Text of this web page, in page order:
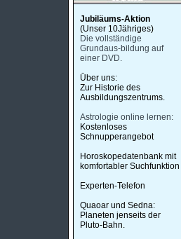
Jubiläums-Aktion
(Unser 10Jähriges)
Die vollständige
Grundaus-bildung auf
einer DVD.
Über uns:
Zur Historie des
Ausbildungszentrums.
Astrologie online lernen:
Kostenloses
Schnupperangebot
Horoskopedatenbank mit
komfortabler Suchfunktion
Experten-Telefon
Quaoar und Sedna:
Planeten jenseits der
Pluto-Bahn.